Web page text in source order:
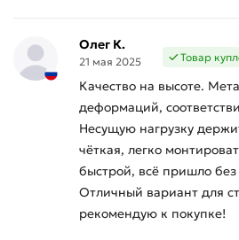
Олег К.
21 мая 2025 Товар
Качество на высоте.
деформаций,
Несущую нагрузку
чёткая, легко
быстрой, всё пришло
Отличный вариант для
рекомендую к покупке!